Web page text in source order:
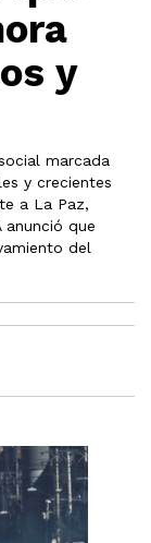
y
marcada
y crecientes
a La Paz,
anunció que
del